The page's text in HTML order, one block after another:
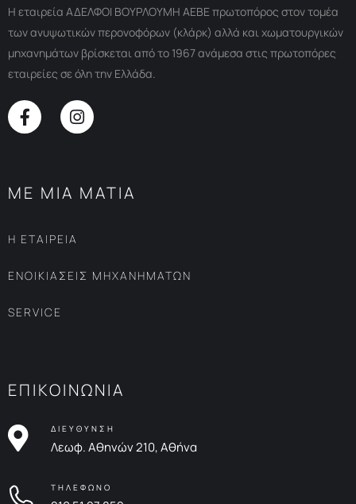
Η εταιρεία ΑΔΕΛΦΟΙ ΒΟΥΡΛΟΥΜΗ ΑΕΒΕ πρωτοπόρος στον τομέα
των ανυψωτικών περονοφόρων (κλάρκ) αλλά και χωματουργικών
μηχανημάτων βρίσκεται από το 1967 ανάμεσα στις πρωτοπόρες
εταιρείες σε όλη την Ελλάδα.
ΜΕ ΜΙΑ ΜΑΤΙΑ
Η ΕΤΑΙΡΕΙΑ
ΕΝΟΙΚΙΑΣΕΙΣ ΜΗΧΑΝΗΜΑΤΩΝ
SERVICE
ΕΠΙΚΟΙΝΩΝΙΑ
ΔΙΕΥΘΥΝΣΗ
Λεωφ. Αθηνών 210, Αθήνα
ΤΗΛΕΦΩΝΟ